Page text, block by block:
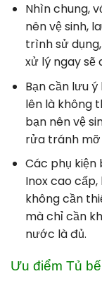
Nhìn chung,
nên vệ sinh,
trình sử
xử lý ngay sẽ
Bạn cần lưu
lên là không
bạn nên vệ
rửa tránh mỡ
Các phụ
Inox cao
không cần
mà chỉ cần
nước là đủ.
Ưu điểm Tủ